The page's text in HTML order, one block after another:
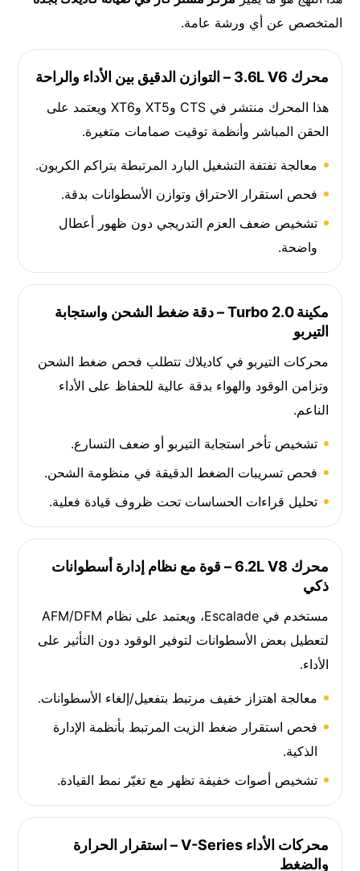
المتخصص عن أي ورشة عامة.
محرك 3.6L V6 – التوازن الدقيق بين الأداء والراحة
هذا المحرك منتشر في CTS وXT5 وXT6 ويعتمد على
الحقن المباشر وأنظمة توقيت صمامات متغيرة.
معالجة تفتفة التشغيل البارد المرتبطة بتراكم الكربون.
فحص استقرار الاحتراق وتوازن الأسطوانات بدقة.
تشخيص ضعف العزم التدريجي دون ظهور أعطال
واضحة.
مكينة 2.0 Turbo – دقة ضغط الشحن واستجابة
التيربو
محركات التيربو في كاديلاك تتطلب فحص ضغط الشحن
وتزامن الوقود والهواء بدقة عالية للحفاظ على الأداء
الناعم.
تشخيص تأخر استجابة التيربو أو ضعف التسارع.
فحص تسريبات الضغط الدقيقة في منظومة الشحن.
تحليل قراءات الحساسات تحت ظروف قيادة فعلية.
محرك 6.2L V8 – قوة مع نظام إدارة أسطوانات
ذكي
مستخدم في Escalade، ويعتمد على نظام AFM/DFM
لتعطيل بعض الأسطوانات لتوفير الوقود دون التأثير على
الأداء.
معالجة اهتزاز خفيف مرتبط بتفعيل/إلغاء الأسطوانات.
فحص استقرار ضغط الزيت المرتبط بأنظمة الإدارة
الذكية.
تشخيص أصوات خفيفة تظهر مع تغيّر نمط القيادة.
محركات الأداء V-Series – استقرار الحرارة
والضغط